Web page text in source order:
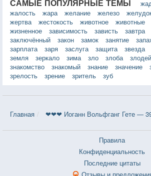
САМЫЕ ПОПУЛЯРНЫЕ ТЕМЫ
жалость
жара желание железо
жертва
жестокость животное животные
жизненное
зависимость зависть завтра
заключённый
закон замок занятие
зарплата
заря заслуга защита звезда
земля
зеркало зима зло злоба злодей
знакомство
знакомый знание значение
зрелость
зрение зритель зуб
Главная ❤❤❤ Иоганн Вольфганг Гете —
Правила
Конфиденциальность
Последние цитаты